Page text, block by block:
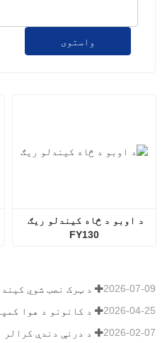
واستوی
FY130
2026-07-09
2026-04-25
2026-02-07